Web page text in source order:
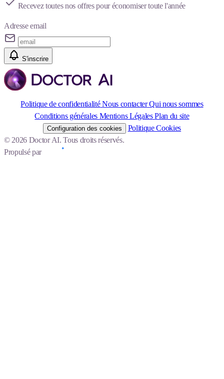
Recevez toutes nos offres pour économiser toute l'année
Adresse email
S'inscrire
Politique de confidentialité Nous contacter Qui nous sommes
Conditions générales Mentions Légales Plan du site
Configuration des cookies
Politique Cookies
© 2026 Doctor AI. Tous droits réservés.
Propulsé par